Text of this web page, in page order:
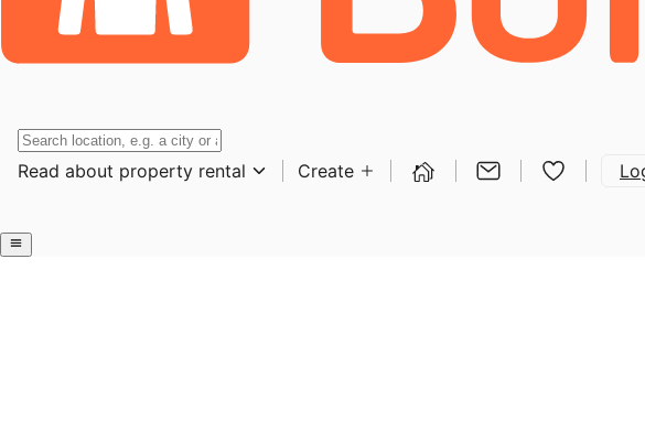
Read about property rental Create